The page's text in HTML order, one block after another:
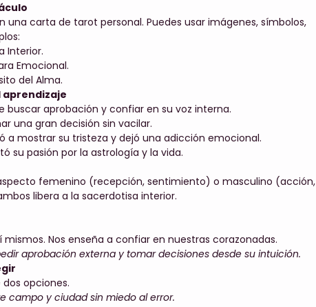
una carta de tarot personal. Puedes usar imágenes, símbolos,
Interior.
Emocional.
del Alma.
aprendizaje
buscar aprobación y confiar en su voz interna.
una gran decisión sin vacilar.
a mostrar su tristeza y dejó una adicción emocional.
su pasión por la astrología y la vida.
femenino (recepción, sentimiento) o masculino (acción,
libera a la sacerdotisa interior.
Nos enseña a confiar en nuestras corazonadas.
aprobación externa y tomar decisiones desde su intuición.
opciones.
campo y ciudad sin miedo al error.